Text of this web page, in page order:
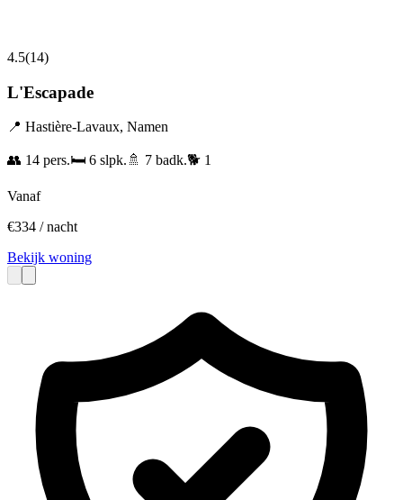
4.5(14)
L'Escapade
📍 Hastière-Lavaux, Namen
👥 14 pers.🛏️ 6 slpk. 🚿 7 badk.🐕 1
Vanaf
€334 / nacht
Bekijk woning